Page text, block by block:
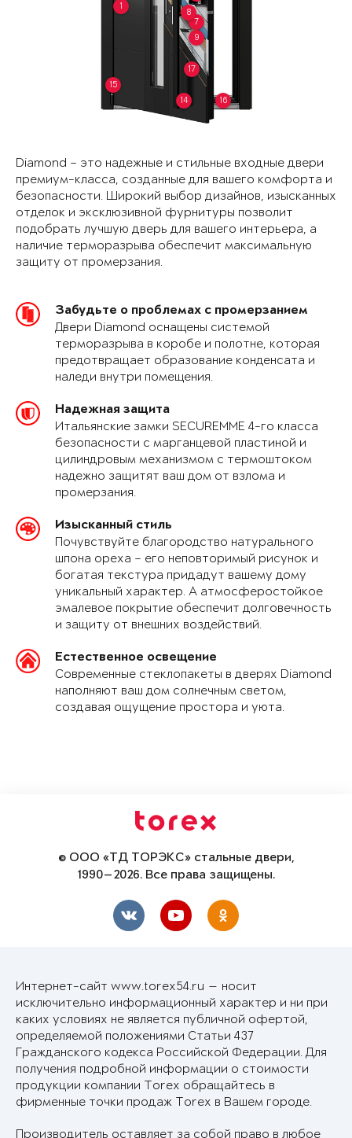
1
7
8
9
14
15
16
17
Diamond – это надежные и стильные входные двери
премиум-класса, созданные для вашего комфорта и
безопасности. Широкий выбор дизайнов, изысканных
отделок и эксклюзивной фурнитуры позволит
подобрать лучшую дверь для вашего интерьера, а
наличие терморазрыва обеспечит максимальную
защиту от промерзания.
Забудьте о проблемах с промерзанием
Двери Diamond оснащены системой
терморазрыва в коробе и полотне, которая
предотвращает образование конденсата и
наледи внутри помещения.
Надежная защита
Итальянские замки SECUREMME 4-го класса
безопасности с марганцевой пластиной и
цилиндровым механизмом с термоштоком
надежно защитят ваш дом от взлома и
промерзания.
Изысканный стиль
Почувствуйте благородство натурального
шпона ореха – его неповторимый рисунок и
богатая текстура придадут вашему дому
уникальный характер. А атмосферостойкое
эмалевое покрытие обеспечит долговечность
и защиту от внешних воздействий.
Естественное освещение
Современные стеклопакеты в дверях Diamond
наполняют ваш дом солнечным светом,
создавая ощущение простора и уюта.
© ООО «ТД ТОРЭКС» стальные двери,
1990—2026. Все права защищены.
Интернет-сайт www.torex54.ru — носит
исключительно информационный характер и ни при
каких условиях не является публичной офертой,
определяемой положениями Статьи 437
Гражданского кодекса Российской Федерации. Для
получения подробной информации о стоимости
продукции компании Torex обращайтесь в
фирменные точки продаж Torex в Вашем городе.
Производитель оставляет за собой право в любое